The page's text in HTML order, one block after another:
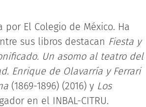
El Colegio de México. Ha
sus libros destacan Fiesta y
Un asomo al teatro del
Enrique de Olavarría y Ferrari
(1869-1896) (2016) y Los
en el INBAL-CITRU.